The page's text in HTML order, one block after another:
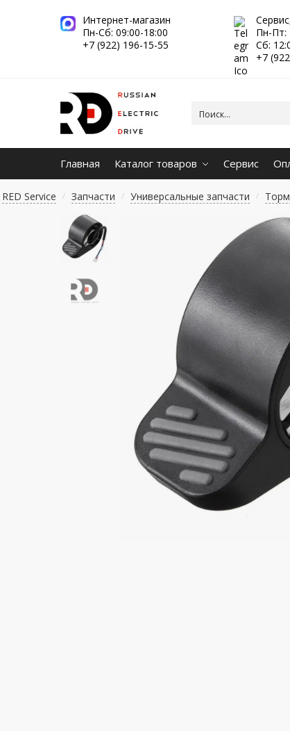
Интернет-магазин
Пн-Сб: 09:00-18:00
+7 (922) 196-15-55
Пн-Пт:
Сб:
+7
Главная Каталог товаров Сервис
RED Service / Запчасти / Универсальные запчасти /